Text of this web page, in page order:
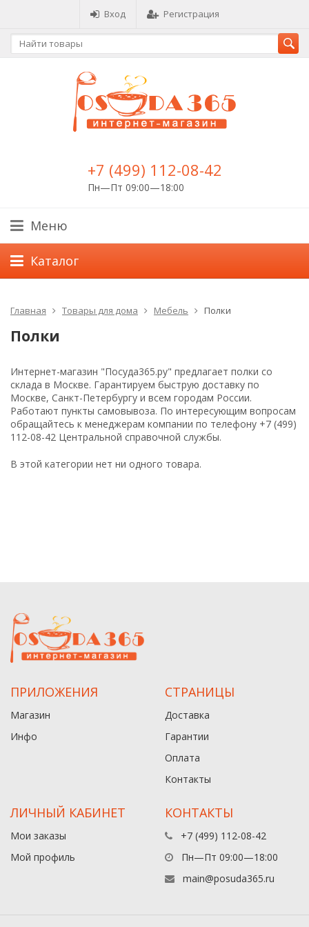
Вход Регистрация
+7 (499) 112-08-42
Пн—Пт 09:00—18:00
Меню
Каталог
Главная Товары для дома Мебель Полки
Полки
Интернет-магазин "Посуда365.ру" предлагает полки со
склада в Москве. Гарантируем быструю доставку по
Москве, Санкт-Петербургу и всем городам России.
Работают пункты самовывоза. По интересующим вопросам
обращайтесь к менеджерам компании по телефону +7 (499)
112-08-42 Центральной справочной службы.
В этой категории нет ни одного товара.
ПРИЛОЖЕНИЯ
Магазин
Инфо
СТРАНИЦЫ
Доставка
Гарантии
Оплата
Контакты
ЛИЧНЫЙ КАБИНЕТ
Мои заказы
Мой профиль
КОНТАКТЫ
+7 (499) 112-08-42
Пн—Пт 09:00—18:00
main@posuda365.ru